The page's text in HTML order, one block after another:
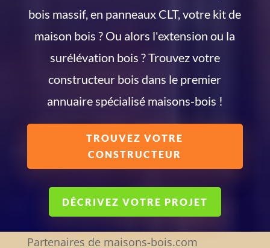
bois massif, en panneaux CLT, votre kit de
maison bois ? Ou alors l'extension ou la
surélévation bois ? Trouvez votre
constructeur bois dans le premier
annuaire spécialisé maisons-bois !
TROUVEZ VOTRE
CONSTRUCTEUR
DÉCRIVEZ VOTRE PROJET
Partenaires de maisons-bois.com